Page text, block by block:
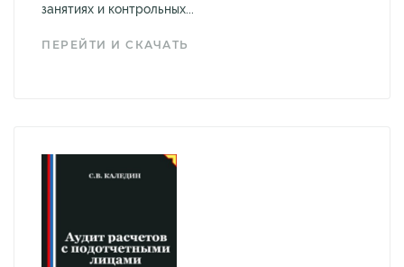
занятиях и контрольных...
ПЕРЕЙТИ И СКАЧАТЬ